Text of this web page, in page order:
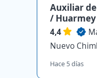
Auxiliar
/
4,4
Nuevo
Hace 5 días